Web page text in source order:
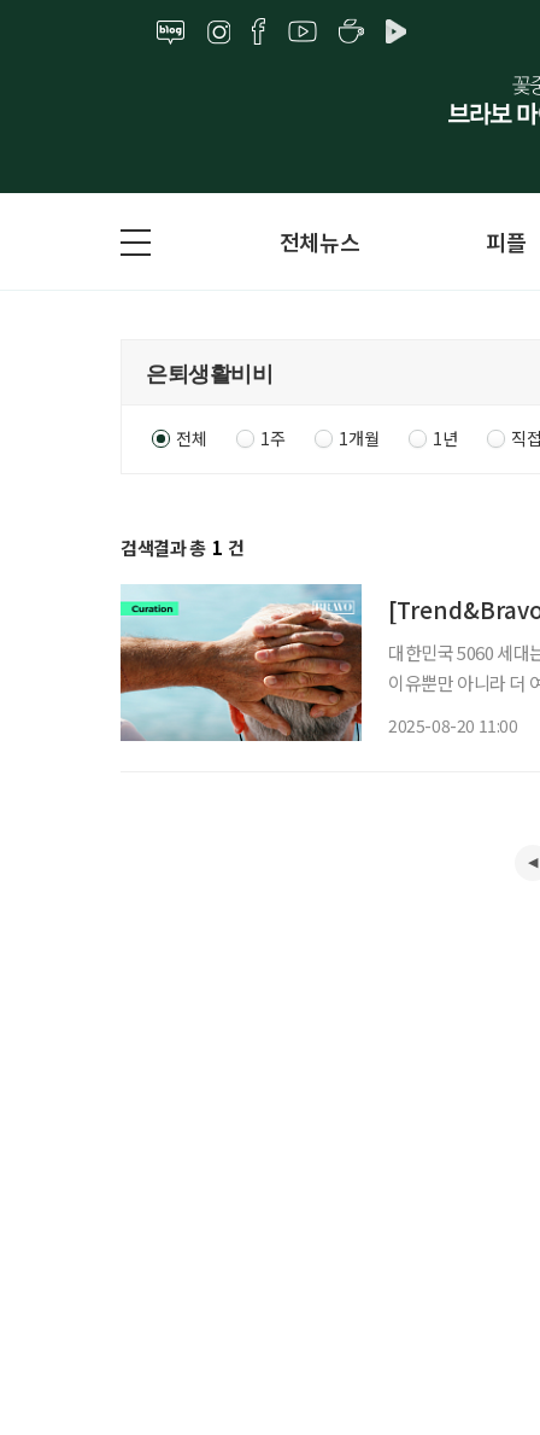
전체뉴스 피플
전체 1주 1개월 1년 직
검색결과 총 1 건
[Trend&Bravo]
대한민국 5060 세대
이유뿐만 아니라 더
2025-08-20 11:00